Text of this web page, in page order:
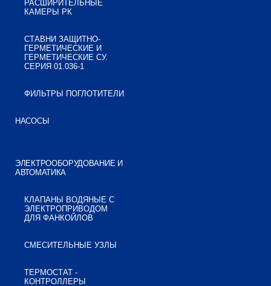
РАСШИРИТЕЛЬНЫЕ
КАМЕРЫ РК
СТАВНИ ЗАЩИТНО-
ГЕРМЕТИЧЕСКИЕ И
ГЕРМЕТИЧЕСКИЕ СУ.
СЕРИЯ 01.036-1
ФИЛЬТРЫ ПОГЛОТИТЕЛИ
НАСОСЫ
ЭЛЕКТРООБОРУДОВАНИЕ И
АВТОМАТИКА
КЛАПАНЫ ВОДЯНЫЕ С
ЭЛЕКТРОПРИВОДОМ
ДЛЯ ФАНКОЙЛОВ
СМЕСИТЕЛЬНЫЕ УЗЛЫ
ТЕРМОСТАТ -
КОНТРОЛЛЕРЫ